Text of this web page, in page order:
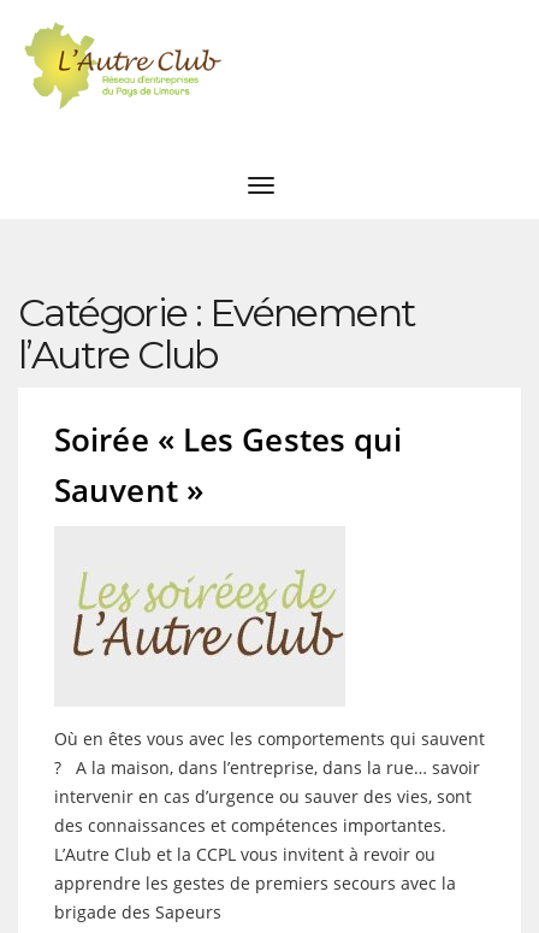
Catégorie : Evénement
l’Autre Club
Soirée « Les Gestes qui
Sauvent »
Où en êtes vous avec les comportements qui sauvent
? A la maison, dans l’entreprise, dans la rue… savoir
intervenir en cas d’urgence ou sauver des vies, sont
des connaissances et compétences importantes.
L’Autre Club et la CCPL vous invitent à revoir ou
apprendre les gestes de premiers secours avec la
brigade des Sapeurs